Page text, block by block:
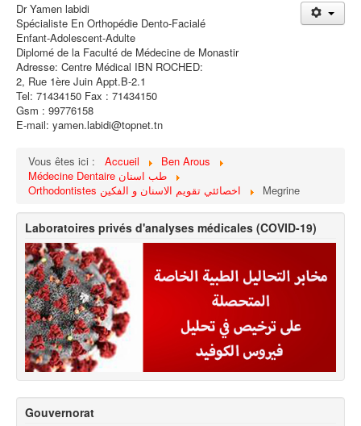
Dr Yamen labidi
Spécialiste En Orthopédie Dento-Facialé
Enfant-Adolescent-Adulte
Diplomé de la Faculté de Médecine de Monastir
Adresse: Centre Médical IBN ROCHED:
2, Rue 1ère Juin Appt.B-2.1
Tel: 71434150 Fax : 71434150
Gsm : 99776158
E-mail: yamen.labidi@topnet.tn
Vous êtes ici : Accueil
Ben Arous
Médecine Dentaire طب اسنان
Megrine
Laboratoires privés d'analyses médicales (COVID-19)
Gouvernorat